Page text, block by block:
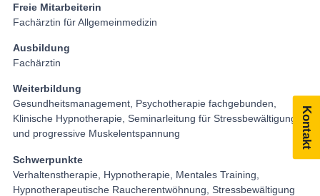
Freie Mitarbeiterin
Fachärztin für Allgemeinmedizin
Ausbildung
Fachärztin
Weiterbildung
Gesundheitsmanagement, Psychotherapie fachgebunden,
Klinische Hypnotherapie, Seminarleitung für Stressbewältigung
und progressive Muskelentspannung
Schwerpunkte
Verhaltenstherapie, Hypnotherapie, Mentales Training,
Hypnotherapeutische Raucherentwöhnung, Stressbewältigung
Kontakt